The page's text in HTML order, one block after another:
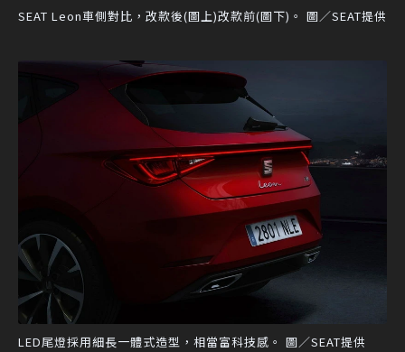
SEAT Leon車側對比，改款後(圖上)改款前(圖下)。 圖／SEAT提供
LED尾燈採用細長一體式造型，相當富科技感。 圖／SEAT提供